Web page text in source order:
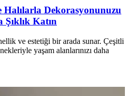
Halılarla Dekorasyonunuzu
Katın
ve estetiği bir arada sunar. Çeşitli
yaşam alanlarınızı daha